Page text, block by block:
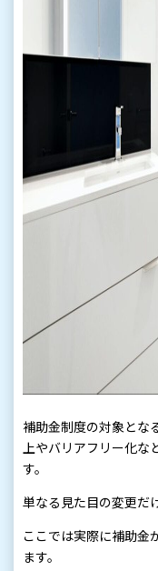
補助金制度の対象とな
上やバリアフリー化な
す。
単なる見た目の変更だ
ここでは実際に補助金
ます。